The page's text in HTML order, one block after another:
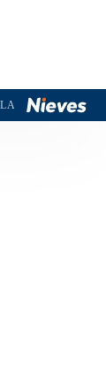
PENEDÈS30,3°